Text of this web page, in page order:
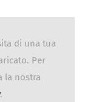
di una tua
Per
nostra